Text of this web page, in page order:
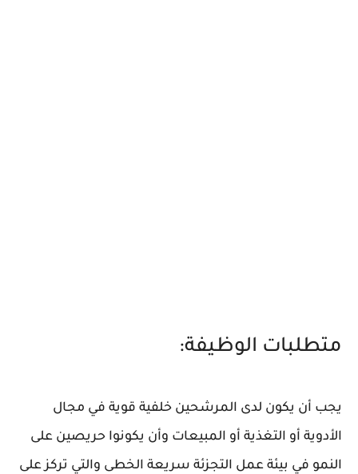
متطلبات الوظيفة:
يجب أن يكون لدى المرشحين خلفية قوية في مجال
الأدوية أو التغذية أو المبيعات وأن يكونوا حريصين على
النمو في بيئة عمل التجزئة سريعة الخطى والتي تركز على